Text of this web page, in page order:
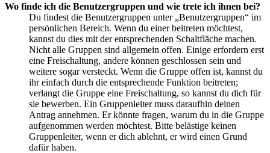
Wo finde ich die Benutzergruppen und wie trete ich ihnen bei?
Du findest die Benutzergruppen unter „Benutzergruppen“ im
persönlichen Bereich. Wenn du einer beitreten möchtest,
kannst du dies mit der entsprechenden Schaltfläche machen.
Nicht alle Gruppen sind allgemein offen. Einige erfordern erst
eine Freischaltung, andere können geschlossen sein und
weitere sogar versteckt. Wenn die Gruppe offen ist, kannst du
ihr einfach durch die entsprechende Funktion beitreten;
verlangt die Gruppe eine Freischaltung, so kannst du dich für
sie bewerben. Ein Gruppenleiter muss daraufhin deinen
Antrag annehmen. Er könnte fragen, warum du in die Gruppe
aufgenommen werden möchtest. Bitte belästige keinen
Gruppenleiter, wenn er dich ablehnt, er wird einen Grund
dafür haben.